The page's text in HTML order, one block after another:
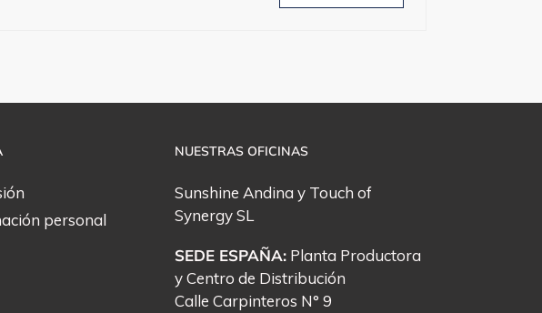
personal
NUESTRAS OFICINAS
Sunshine Andina y Touch of
SynergySL
SEDE ESPAÑA:Planta Productora
y Centro de Distribución
Calle Carpinteros N° 9